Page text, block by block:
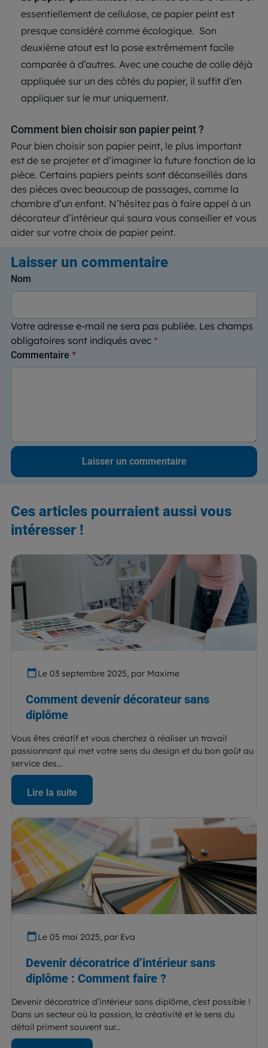
essentiellement de cellulose, ce papier peint est
presque considéré comme écologique. Son
deuxième atout est la pose extrêmement facile
comparée à d’autres. Avec une couche de colle déjà
appliquée sur un des côtés du papier, il suffit d’en
appliquer sur le mur uniquement.
Comment bien choisir son papier peint ?
Pour bien choisir son papier peint, le plus important
est de se projeter et d’imaginer la future fonction de la
pièce. Certains papiers peints sont déconseillés dans
des pièces avec beaucoup de passages, comme la
chambre d’un enfant. N’hésitez pas à faire appel à un
décorateur d’intérieur qui saura vous conseiller et vous
aider sur votre choix de papier peint.
Laisser un commentaire
Votre adresse e-mail ne sera pas publiée. Les champs
obligatoires sont indiqués avec *
Nom
Commentaire *
Ces articles pourraient aussi vous
intéresser !
Le 03 septembre 2025, par Maxime
Comment devenir décorateur sans
diplôme
Vous êtes créatif et vous cherchez à réaliser un travail
passionnant qui met votre sens du design et du bon goût au
service des...
Lire la suite
Le 05 mai 2025, par Eva
Devenir décoratrice d’intérieur sans
diplôme : Comment faire ?
Devenir décoratrice d’intérieur sans diplôme, c’est possible !
Dans un secteur où la passion, la créativité et le sens du
détail priment souvent sur...